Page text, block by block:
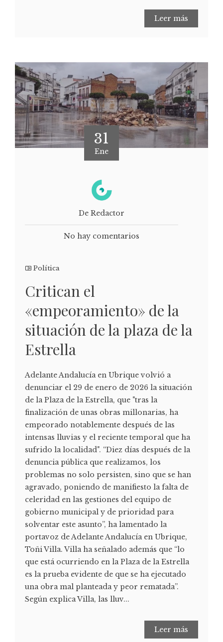
Leer más
31
Ene
De Redactor
No hay comentarios
Política
Critican el
«empeoramiento» de la
situación de la plaza de la
Estrella
Adelante Andalucía en Ubrique volvió a
denunciar el 29 de enero de 2026 la situación
de la Plaza de la Estrella, que "tras la
finalización de unas obras millonarias, ha
empeorado notablemente después de las
intensas lluvias y el reciente temporal que ha
sufrido la localidad". “Diez días después de la
denuncia pública que realizamos, los
problemas no solo persisten, sino que se han
agravado, poniendo de manifiesto la falta de
celeridad en las gestiones del equipo de
gobierno municipal y de prioridad para
solventar este asunto”, ha lamentado la
portavoz de Adelante Andalucía en Ubrique,
Toñi Villa. Villa ha señalado además que “lo
que está ocurriendo en la Plaza de la Estrella
es la prueba evidente de que se ha ejecutado
una obra mal planteada y peor rematada”.
Según explica Villa, las lluv...
Leer más